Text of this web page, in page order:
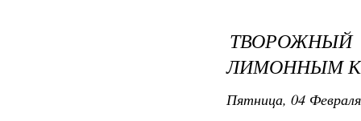
ЛИМОННЫМ
Пятница, 04